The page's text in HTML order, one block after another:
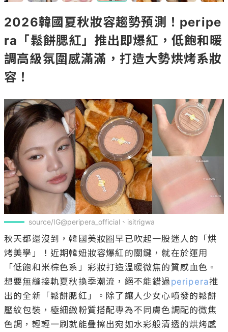
2026韓國夏秋妝容趨勢預測！peripe
ra「鬆餅腮紅」推出即爆紅，低飽和暖
調高級氛圍感滿滿，打造大勢烘烤系妝
容！
source/IG@peripera_official、isitrigwa
秋天都還沒到，韓國美妝圈早已吹起一股迷人的「烘
烤美學」！近期韓妞妝容爆紅的關鍵，就在於運用
「低飽和米棕色系」彩妝打造溫暖微焦的質感血色。
想要無縫接軌夏秋換季潮流，絕不能錯過 peripera推
出的全新「鬆餅腮紅」。除了讓人少女心噴發的鬆餅
壓紋包裝，極細緻粉質搭配專為不同膚色調配的微焦
色調，輕輕一刷就能疊擦出宛如水彩般清透的烘烤感